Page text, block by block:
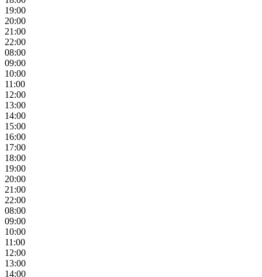
19:00
20:00
21:00
22:00
08:00
09:00
10:00
11:00
12:00
13:00
14:00
15:00
16:00
17:00
18:00
19:00
20:00
21:00
22:00
08:00
09:00
10:00
11:00
12:00
13:00
14:00